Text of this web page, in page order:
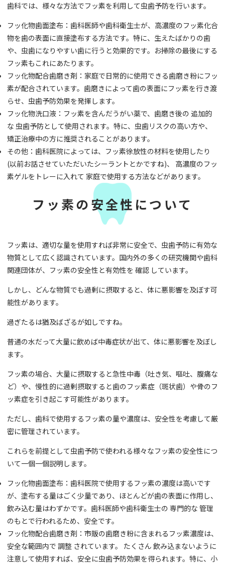
歯科では、様々な方法でフッ素を利用して虫歯予防を行います。
フッ化物歯面塗布：歯科医師や歯科衛生士が、高濃度のフッ素化合
物を歯の表面に直接塗布する方法です。特に、生えたばかりの歯
や、虫歯になりやすい歯に行うと効果的です。お掃除の最後にする
フッ素もこれにあたります。
フッ化物配合歯磨き剤：家庭で日常的に使用できる歯磨き粉にフッ
素が配合されています。歯磨きによって歯の表面にフッ素を行き渡
らせ、虫歯予防効果を発揮します。
フッ化物洗口液：フッ素を含んだうがい薬で、歯磨き後の 追加的
な 虫歯予防として使用されます。特に、虫歯リスクの高い方や、
矯正治療中の方に推奨されることがあります。
その他：歯科医院によっては、フッ素徐放性の材料を使用したり
(以前お話させていただいたシーラントとかですね)、 高濃度のフッ
素ゲルをトレーに入れて 家庭で使用する方法などがあります。
フッ素の安全性について
フッ素は、適切な量を使用すれば非常に安全で、虫歯予防に有効な
物質として広く認識されています。国内外の多くの研究機関や歯科
関連団体が、フッ素の安全性と有効性を 確認 しています。
しかし、どんな物質でも過剰に摂取すると、体に悪影響を及ぼす可
能性があります。
過ぎたるは猶及ばざるが如しですね。
普通の水だって大量に飲めば中毒症状が出て、体に悪影響を及ぼし
ます。
フッ素の場合、大量に摂取すると急性中毒（吐き気、嘔吐、腹痛な
ど）や、慢性的に過剰摂取すると歯のフッ素症（斑状歯）や骨のフ
ッ素症を引き起こす可能性があります。
ただし、歯科で使用するフッ素の量や濃度は、安全性を考慮して厳
密に管理されています。
これらを前提として虫歯予防で使われる様々なフッ素の安全性につ
いて一個一個説明します。
フッ化物歯面塗布：歯科医院で使用するフッ素の濃度は高いです
が、塗布する量はごく少量であり、ほとんどが歯の表面に作用し、
飲み込む量はわずかです。歯科医師や歯科衛生士の 専門的な 管理
のもとで行われるため、安全です。
フッ化物配合歯磨き剤：市販の歯磨き粉に含まれるフッ素濃度は、
安全な範囲内で 調整 されています。 たくさん 飲み込まないように
注意して使用すれば、安全に虫歯予防効果を得られます。特に、小